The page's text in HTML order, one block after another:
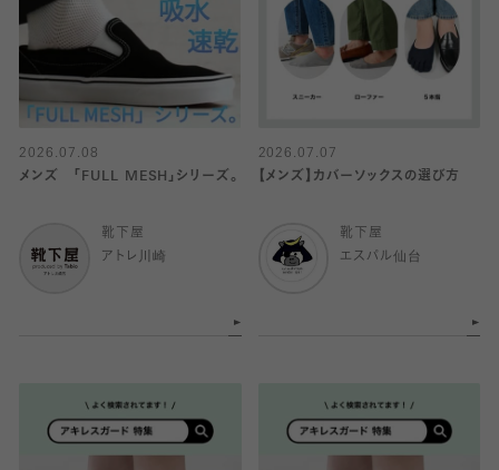
2026.07.08
メンズ 「FULL MESH」シリーズ。
靴下屋
アトレ川崎
2026.07.07
【メンズ】カバーソックスの選び方
靴下屋
エスパル仙台